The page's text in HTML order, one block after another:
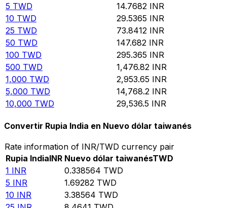
5 TWD 14.7682 INR
10 TWD 29.5365 INR
25 TWD 73.8412 INR
50 TWD 147.682 INR
100 TWD 295.365 INR
500 TWD 1,476.82 INR
1,000 TWD 2,953.65 INR
5,000 TWD 14,768.2 INR
10,000 TWD 29,536.5 INR
Convertir Rupia India en Nuevo dólar taiwanés
Rate information of INR/TWD currency pair
Rupia IndiaINR Nuevo dólar taiwanésTWD
1 INR 0.338564 TWD
5 INR 1.69282 TWD
10 INR 3.38564 TWD